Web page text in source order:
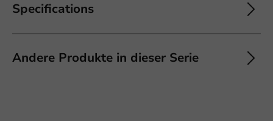
Specifications
Andere Produkte in dieser Serie